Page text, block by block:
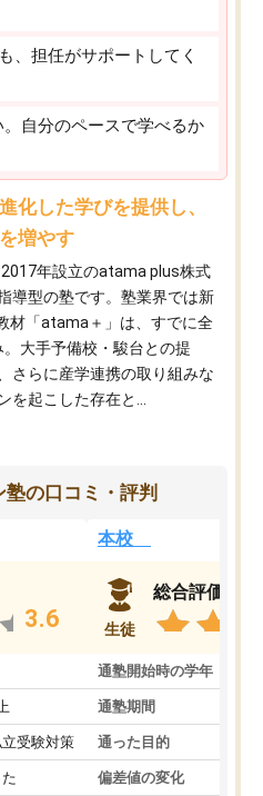
、担任がサポートしてく
自分のペースで学べるか
化した学びを提供し、
増やす
年設立のatama plus株式
導型の塾です。塾業界では新
材「atama＋」は、すでに全
大手予備校・駿台との提
さらに産学連携の取り組みな
を起こした存在と...
の口コミ・評判
3.6
受験対策
た
本校
生徒
総合評価
通塾開始時の学年
通塾期間
通った目的
偏差値の変化